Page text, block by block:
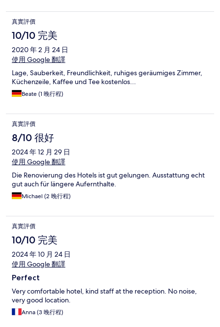
真實評價
10/10 完美
2020 年 2 月 24 日
使用 Google 翻譯
Lage, Sauberkeit, Freundlichkeit, ruhiges geräumiges Zimmer,
Küchenzeile, Kaffee und Tee kostenlos...
Beate (1 晚行程)
真實評價
8/10 很好
2024 年 12 月 29 日
使用 Google 翻譯
Die Renovierung des Hotels ist gut gelungen. Ausstattung echt
gut auch für längere Aufernthalte.
Michael (2 晚行程)
真實評價
10/10 完美
2024 年 10 月 24 日
使用 Google 翻譯
Perfect
Very comfortable hotel, kind staff at the reception. No noise,
very good location.
Anna (3 晚行程)